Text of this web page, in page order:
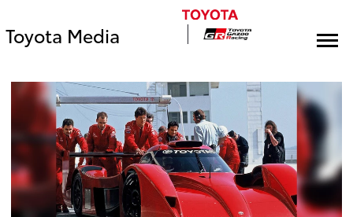
Toyota Media